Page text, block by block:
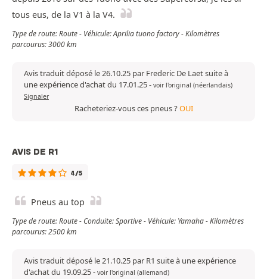
tous eus, de la V1 à la V4.
Type de route: Route - Véhicule: Aprilia tuono factory - Kilomètres
parcourus: 3000 km
Avis traduit déposé le 26.10.25 par Frederic De Laet suite à
une expérience d'achat du 17.01.25- voir l'original (néerlandais)
Signaler
Racheteriez-vous ces pneus ?OUI
AVIS DE R1
4/5
Pneus au top
Type de route: Route - Conduite: Sportive - Véhicule: Yamaha - Kilomètres
parcourus: 2500 km
Avis traduit déposé le 21.10.25 par R1 suite à une expérience
d'achat du 19.09.25- voir l'original (allemand)